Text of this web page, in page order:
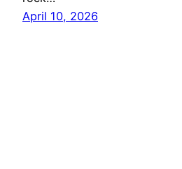
April 10, 2026